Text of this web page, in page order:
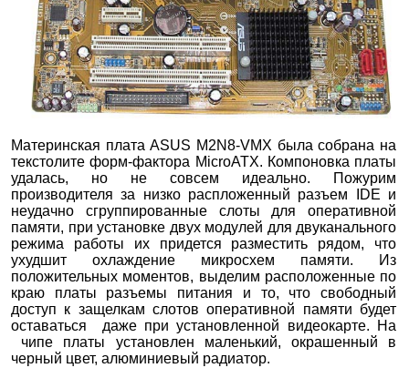
Материнская плата ASUS M2N8-VMX была собрана на
текстолите форм-фактора MicroATX. Компоновка платы
удалась, но не совсем идеально. Пожурим
производителя за низко распложенный разъем IDE и
неудачно сгруппированные слоты для оперативной
памяти, при установке двух модулей для двуканального
режима работы их придется разместить рядом, что
ухудшит охлаждение микросхем памяти. Из
положительных моментов, выделим расположенные по
краю платы разъемы питания и то, что свободный
доступ к защелкам слотов оперативной памяти будет
оставаться даже при установленной видеокарте. На
чипе платы установлен маленький, окрашенный в
черный цвет, алюминиевый радиатор.